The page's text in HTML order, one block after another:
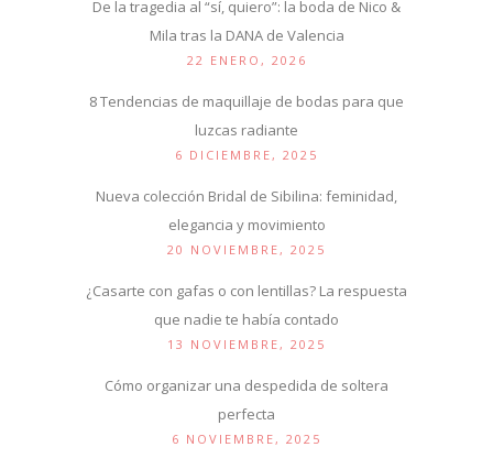
De la tragedia al “sí, quiero”: la boda de Nico &
Mila tras la DANA de Valencia
22 ENERO, 2026
8 Tendencias de maquillaje de bodas para que
luzcas radiante
6 DICIEMBRE, 2025
Nueva colección Bridal de Sibilina: feminidad,
elegancia y movimiento
20 NOVIEMBRE, 2025
¿Casarte con gafas o con lentillas? La respuesta
que nadie te había contado
13 NOVIEMBRE, 2025
Cómo organizar una despedida de soltera
perfecta
6 NOVIEMBRE, 2025